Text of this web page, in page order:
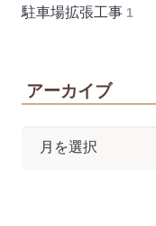
駐車場拡張工事 1
アーカイブ